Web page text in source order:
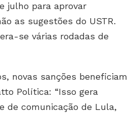
julho para aprovar
as sugestões do USTR.
se várias rodadas de
novas sanções beneficiam
Política: “Isso gera
de comunicação de Lula,